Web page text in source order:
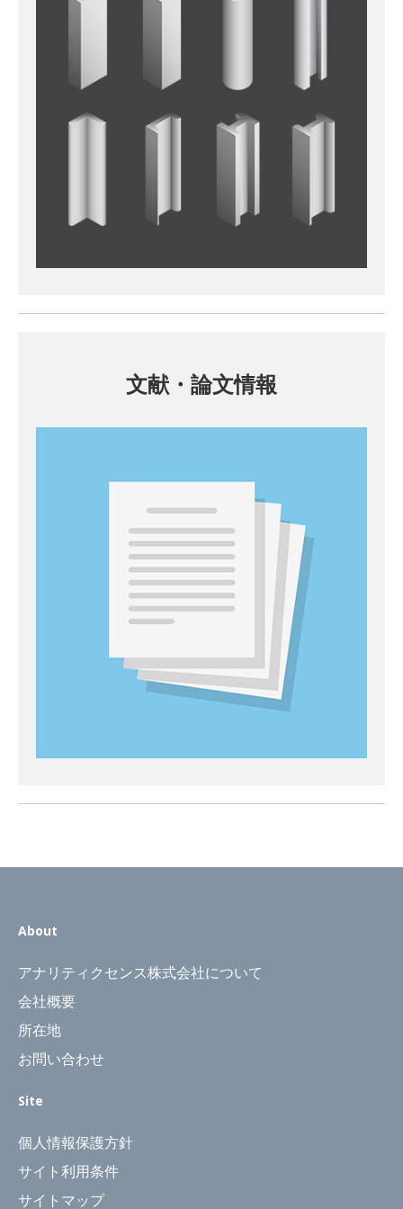
文献・論文情報
About
アナリティクセンス株式会社について
会社概要
所在地
お問い合わせ
Site
個人情報保護方針
サイト利用条件
サイトマップ